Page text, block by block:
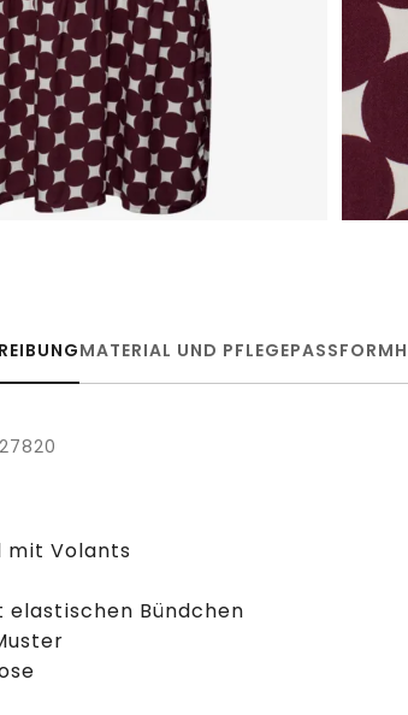
MATERIAL UND PFLEGEPASSFORM
mit Volants
Bündchen